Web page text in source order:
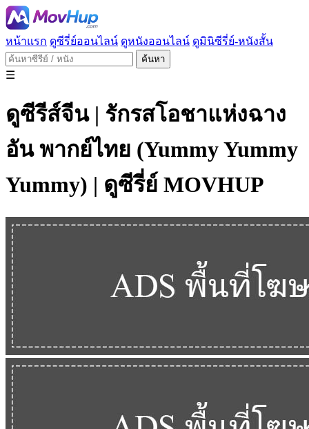
หน้าแรก ดูซีรี่ย์ออนไลน์ ดูหนังออนไลน์ ดูมินิซีรี่ย์-หนังสั้น
ค้นหา
☰
ดูซีรีส์จีน | รักรสโอชาแห่งฉาง
อัน พากย์ไทย (Yummy Yummy
Yummy) | ดูซีรี่ย์ MOVHUP